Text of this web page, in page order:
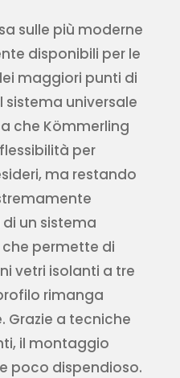
sulle più moderne
disponibili per le
maggiori punti di
sistema universale
che Kömmerling
per
ma restando
un sistema
permette di
vetri isolanti a tre
rimanga
Grazie a tecniche
il montaggio
poco dispendioso.